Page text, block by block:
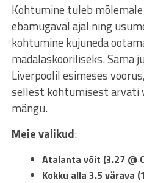
Kohtumine tuleb
ebamugaval ajal ning
kohtumine kujuneda
madalaskooriliseks. Sama
Liverpoolil esimeses
sellest kohtumisest arvati
mängu.
Meie valikud:
Atalanta võit (3.27 @
Kokku alla 3.5 värava